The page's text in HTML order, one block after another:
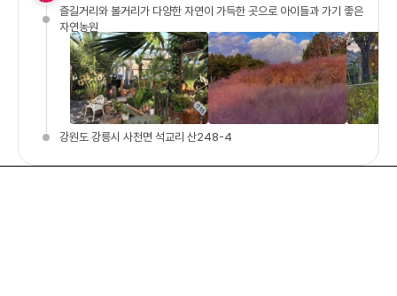
즐길거리와 볼거리가 다양한 자연이 가득한 곳으로 아이들과 가기 좋은
자연농원
강원도 강릉시 사천면 석교리 산248-4